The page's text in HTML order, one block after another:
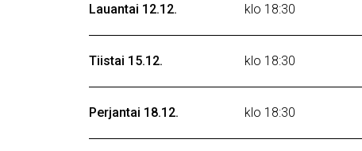
Lauantai 12.12. klo 18:30
Tiistai 15.12. klo 18:30
Perjantai 18.12. klo 18:30